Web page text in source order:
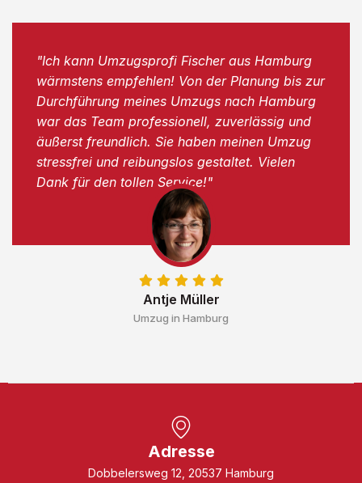
Antje Müller
Umzug in Hamburg
"Ich kann Umzugsprofi Fischer aus Hamburg
wärmstens empfehlen! Von der Planung bis zur
Durchführung meines Umzugs nach Hamburg
war das Team professionell, zuverlässig und
äußerst freundlich. Sie haben meinen Umzug
stressfrei und reibungslos gestaltet. Vielen
Dank für den tollen Service!"
Adresse
Dobbelersweg 12, 20537 Hamburg